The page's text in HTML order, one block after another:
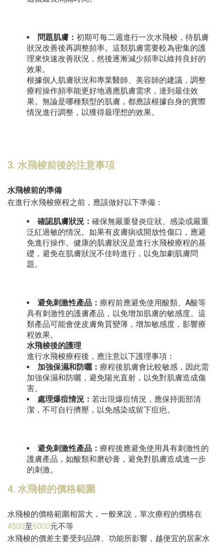
問題肌膚： 初期可每二週進行一次水飛梭，待肌膚
狀況改善後再調整頻率。這類肌膚需要較為密集的護
理來快速改善狀況，然後逐漸減少頻率以維持良好的
效果。
根據個人肌膚狀況和專業醫師、美容師的建議，調整
療程操作頻率能更好地適應肌膚需求，達到最佳效
果。無論是哪種類型的肌膚，都應該根據自身的實際
情況進行調整，以獲得最理想的效果。
3. 水飛梭前後的注意事項
水飛梭前的準備
在進行水飛梭療程之前，應該做好以下準備：
確認肌膚狀況： 確保無嚴重發炎症狀、感染或嚴重
泛紅過敏的情況。如果有皮膚病或開放性傷口，應避
免進行操作。健康的肌膚狀況是進行水飛梭療程的基
礎，避免在肌膚狀況不佳時進行，以免加劇肌膚問
題。
避免刺激性產品： 療程前應避免使用酸類、A酸等
具有刺激性的護膚產品，以免增加肌膚的敏感度。這
類產品可能會使皮膚角質變薄，增加敏感度，影響療
程效果。
水飛梭後的護理
進行水飛梭療程後，應注意以下護理事項：
加強保濕和防曬： 療程後肌膚會比較敏感，因此需
加強保濕和防曬，避免陽光直射，以免對肌膚造成傷
害。
處理爆痘情況： 若出現爆痘情況，應保持面部清
潔，不可自行擠壓，以免感染或留下痘疤。
避免刺激性產品： 療程後應避免使用具有刺激性的
護膚產品，如酸類和磨砂膏，避免對肌膚造成進一步
的刺激。
4. 水飛梭的價格範圍
水飛梭的價格範圍相當大，一般來說，單次療程的價格在
4500至6000元不等
水飛梭的價差主要受到品牌、功能所影響，越便宜的居家水